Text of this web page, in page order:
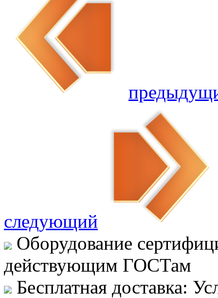
следующий
Оборудование
действующим ГОСТам
Бесплатная доставка: